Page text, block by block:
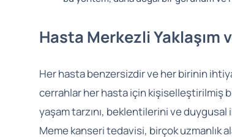
Hasta Merkezli Yaklaşım
Her hasta benzersizdir ve her birinin
cerrahlar her hasta için kişiselleştirilmiş
yaşam tarzını, beklentilerini ve
Meme kanseri tedavisi, birçok uzmanlık